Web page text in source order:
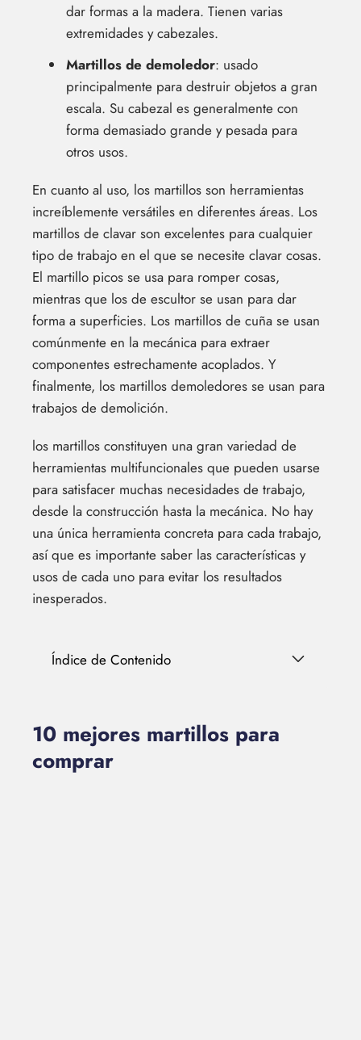
dar formas a la madera. Tienen varias
extremidades y cabezales.
Martillos de demoledor: usado
principalmente para destruir objetos a gran
escala. Su cabezal es generalmente con
forma demasiado grande y pesada para
otros usos.
En cuanto al uso, los martillos son herramientas
increíblemente versátiles en diferentes áreas. Los
martillos de clavar son excelentes para cualquier
tipo de trabajo en el que se necesite clavar cosas.
El martillo picos se usa para romper cosas,
mientras que los de escultor se usan para dar
forma a superficies. Los martillos de cuña se usan
comúnmente en la mecánica para extraer
componentes estrechamente acoplados. Y
finalmente, los martillos demoledores se usan para
trabajos de demolición.
los martillos constituyen una gran variedad de
herramientas multifuncionales que pueden usarse
para satisfacer muchas necesidades de trabajo,
desde la construcción hasta la mecánica. No hay
una única herramienta concreta para cada trabajo,
así que es importante saber las características y
usos de cada uno para evitar los resultados
inesperados.
Índice de Contenido
10 mejores martillos para
comprar